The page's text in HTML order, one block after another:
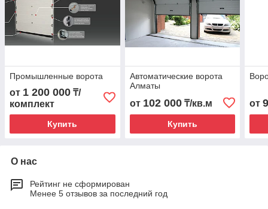
Промышленные ворота
от 1 200 000 ₸/
комплект
Купить
Автоматические ворота
Алматы
от 102 000₸/кв.м
Купить
от
О нас
Рейтинг не сформирован
Менее 5 отзывов за последний год